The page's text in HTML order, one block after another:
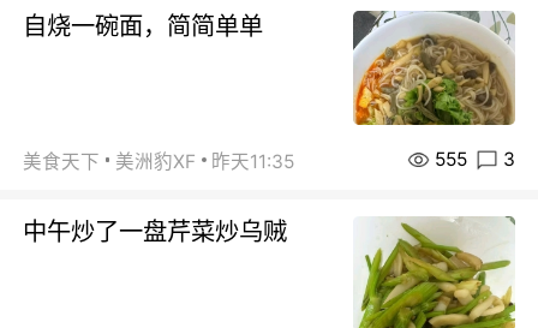
自烧一碗面，简简单单
美食天下 美洲豹XF 昨天11:35 555 3
中午炒了一盘芹菜炒乌贼